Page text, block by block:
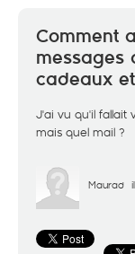
Comment
messages
cadeaux
J'ai vu qu'il fallait
mais quel mail ?
Maurad